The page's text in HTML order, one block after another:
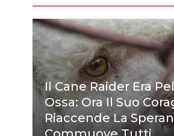
Il Cane Raider Era
Ossa: Ora Il Suo
Riaccende La